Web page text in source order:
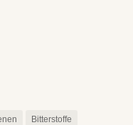
Bitterstoffe